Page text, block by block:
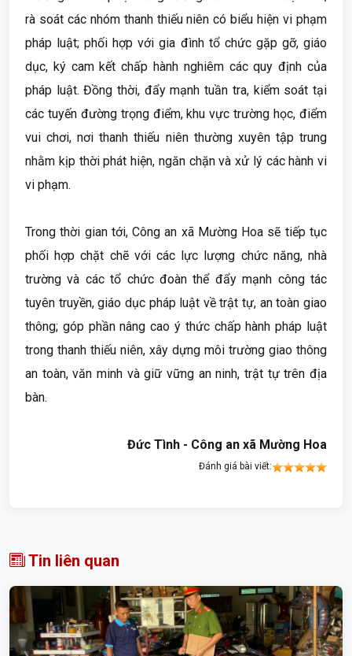
rà soát các nhóm thanh thiếu niên có biểu hiện vi phạm
pháp luật; phối hợp với gia đình tổ chức gặp gỡ, giáo
dục, ký cam kết chấp hành nghiêm các quy định của
pháp luật. Đồng thời, đẩy mạnh tuần tra, kiểm soát tại
các tuyến đường trọng điểm, khu vực trường học, điểm
vui chơi, nơi thanh thiếu niên thường xuyên tập trung
nhằm kịp thời phát hiện, ngăn chặn và xử lý các hành vi
vi phạm.
Trong thời gian tới, Công an xã Mường Hoa sẽ tiếp tục
phối hợp chặt chẽ với các lực lượng chức năng, nhà
trường và các tổ chức đoàn thể đẩy mạnh công tác
tuyên truyền, giáo dục pháp luật về trật tự, an toàn giao
thông; góp phần nâng cao ý thức chấp hành pháp luật
trong thanh thiếu niên, xây dựng môi trường giao thông
an toàn, văn minh và giữ vững an ninh, trật tự trên địa
bàn.
Đức Tình - Công an xã Mường Hoa
Đánh giá bài viết:
Tin liên quan